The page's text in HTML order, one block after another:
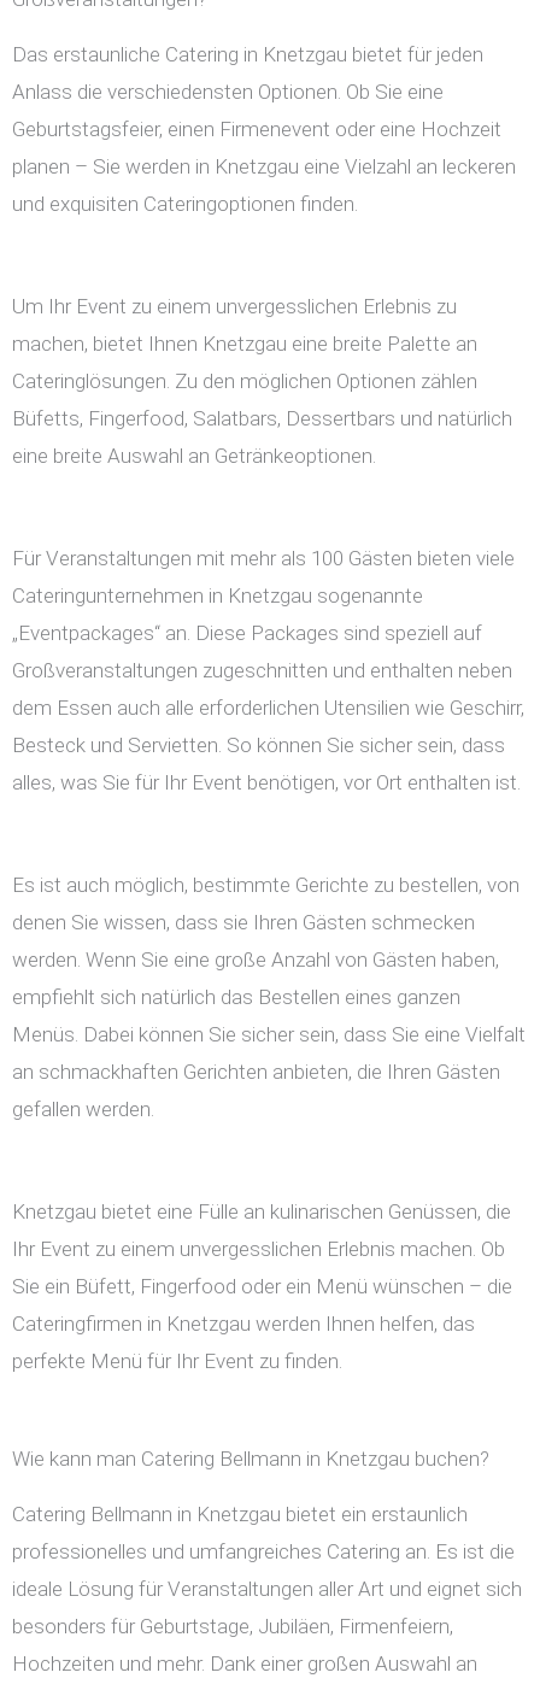
Das erstaunliche Catering in Knetzgau bietet für jeden
Anlass die verschiedensten Optionen. Ob Sie eine
Geburtstagsfeier, einen Firmenevent oder eine Hochzeit
planen – Sie werden in Knetzgau eine Vielzahl an leckeren
und exquisiten Cateringoptionen finden.
Um Ihr Event zu einem unvergesslichen Erlebnis zu
machen, bietet Ihnen Knetzgau eine breite Palette an
Cateringlösungen. Zu den möglichen Optionen zählen
Büfetts, Fingerfood, Salatbars, Dessertbars und natürlich
eine breite Auswahl an Getränkeoptionen.
Für Veranstaltungen mit mehr als 100 Gästen bieten viele
Cateringunternehmen in Knetzgau sogenannte
„Eventpackages“ an. Diese Packages sind speziell auf
Großveranstaltungen zugeschnitten und enthalten neben
dem Essen auch alle erforderlichen Utensilien wie Geschirr,
Besteck und Servietten. So können Sie sicher sein, dass
alles, was Sie für Ihr Event benötigen, vor Ort enthalten ist.
Es ist auch möglich, bestimmte Gerichte zu bestellen, von
denen Sie wissen, dass sie Ihren Gästen schmecken
werden. Wenn Sie eine große Anzahl von Gästen haben,
empfiehlt sich natürlich das Bestellen eines ganzen
Menüs. Dabei können Sie sicher sein, dass Sie eine Vielfalt
an schmackhaften Gerichten anbieten, die Ihren Gästen
gefallen werden.
Knetzgau bietet eine Fülle an kulinarischen Genüssen, die
Ihr Event zu einem unvergesslichen Erlebnis machen. Ob
Sie ein Büfett, Fingerfood oder ein Menü wünschen – die
Cateringfirmen in Knetzgau werden Ihnen helfen, das
perfekte Menü für Ihr Event zu finden.
Wie kann man Catering Bellmann in Knetzgau buchen?
Catering Bellmann in Knetzgau bietet ein erstaunlich
professionelles und umfangreiches Catering an. Es ist die
ideale Lösung für Veranstaltungen aller Art und eignet sich
besonders für Geburtstage, Jubiläen, Firmenfeiern,
Hochzeiten und mehr. Dank einer großen Auswahl an